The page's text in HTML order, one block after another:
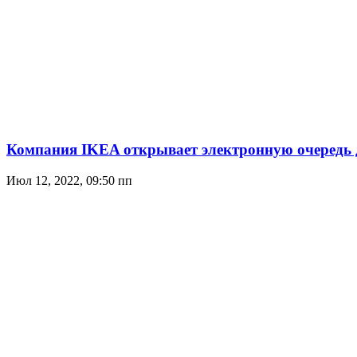
Компания IKEA открывает электронную
Июл 12, 2022, 09:50 пп